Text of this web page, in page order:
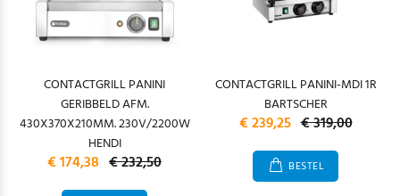
CONTACTGRILL PANINI
GERIBBELD AFM.
430X370X210MM. 230V/2200W
HENDI
€ 174,38 € 232,50
CONTACTGRILL PANINI-MDI 1R
BARTSCHER
€ 239,25 € 319,00
BESTEL